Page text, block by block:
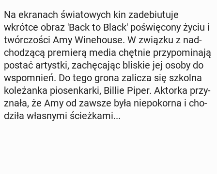
Na ekra­nach świa­to­wych kin za­de­biu­tu­je
wkrótce obraz 'Back to Black' po­świę­co­ny życiu i
twór­czo­ści Amy Wi­ne­ho­use. W związku z nad­
cho­dzą­cą pre­mie­rą media chętnie przy­po­mi­na­ją
postać ar­tyst­ki, za­chę­ca­jąc bliskie jej osoby do
wspo­mnień. Do tego grona zalicza się szkolna
ko­le­żan­ka pio­sen­kar­ki, Billie Piper. Aktorka przy­
zna­ła, że Amy od zawsze była nie­po­kor­na i cho­
dzi­ła wła­sny­mi ścież­ka­mi...